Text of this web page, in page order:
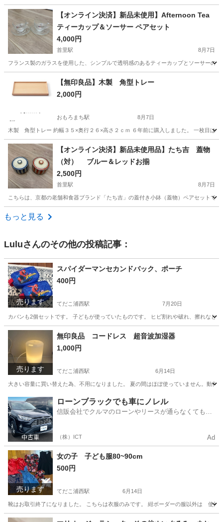
沖縄 沖縄市 生活雑貨
【オンライン決済】新品未使用】Afternoon Tea
ティーカップ＆ソーサー ペアセット
4,000円
首里駅 8月7日
フランス製のガラスを使用した、シンプルで透明感のあるティーカップとソーサーの
首里駅 食器
【無印良品】木製 角型トレー
2,000円
おもろまち駅 8月7日
木製 角型トレー 約幅３５×奥行２６×高さ２ｃｍ ６年前に購入しました。 一枚目は
沖縄 那覇市 おもろまち駅 調理器具
【オンライン決済】新品未使用品】たち吉 蓋物
（対） ブルー＆レッドお揃
2,500円
首里駅 8月7日
こちらは、京都の老舗和食器ブランド「たち吉」の蓋付き小鉢（蓋物）ペアセットで
沖縄 島尻郡
もっと見る
Luluさんのその他の投稿記事：
売ります
スパイダーマンセカンドバック、ポーチ
400円
てだこ浦西駅 7月20日
カバンも2個セットです。 子どもが使っていたものです。 ヒビ割れや破れ、擦れなど
沖縄 うるま市 てだこ浦西駅 子ども
売ります
無印良品 コードレス 超音波加湿器
1,000円
てだこ浦西駅 6月14日
大きい容量に買い替えた為、不用になりました。 夏の間はほぼ使っていません。動
沖縄 うるま市 てだこ浦西駅 季節、空調家電 アダプター
ローンブラックでも車にノレル
信販会社でクルマのローンやリースが通らなくてもク
（株）ICT Ad
売ります
女の子 子ども服80~90cm
500円
てだこ浦西駅 6月14日
靴はお取引終了になりました。 こちらは衣服のみです。 紺ボーダーの服以外は 使用
沖縄 うるま市 てだこ浦西駅 子供用品 子ども